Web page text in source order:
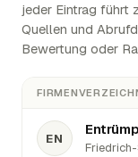
jeder Eintrag führt
Quellen und
Bewertung oder
EN